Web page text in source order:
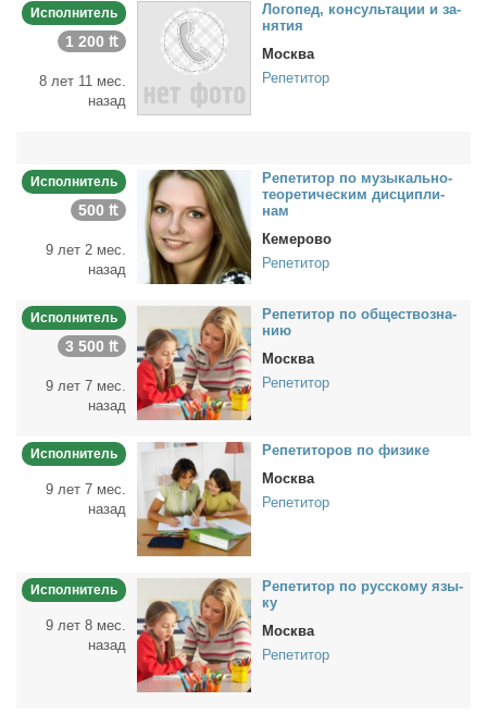
Исполнитель
1 200 ₶
8 лет 11 мес.
назад
Ло­го­пед, кон­суль­та­ции и за­
ня­тия
Москва
Репетитор
Исполнитель
500 ₶
9 лет 2 мес.
назад
Ре­пе­ти­тор по му­зы­каль­но-
тео­ре­ти­че­ским дис­ци­пли­
нам
Кемерово
Репетитор
Исполнитель
3 500 ₶
9 лет 7 мес.
назад
Ре­пе­ти­тор по об­ще­ст­во­зна­
нию
Москва
Репетитор
Исполнитель
9 лет 7 мес.
назад
Ре­пе­ти­то­ров по физи­ке
Москва
Репетитор
Исполнитель
9 лет 8 мес.
назад
Ре­пе­ти­тор по рус­ско­му язы­
ку
Москва
Репетитор